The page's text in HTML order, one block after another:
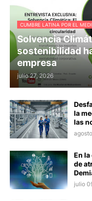
CUMBRE LATINA POR EL
Solvencia
sostenibilidad
empresa
julio 27, 2026
la
las
En
de
julio